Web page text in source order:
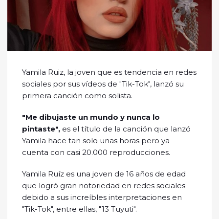
Yamila Ruiz, la joven que es tendencia en redes
sociales por sus vídeos de "Tik-Tok", lanzó su
primera canción como solista.
"Me dibujaste un mundo y nunca lo
pintaste", es el título de la canción que lanzó
Yamila hace tan solo unas horas pero ya
cuenta con casi 20.000 reproducciones.
Yamila Ruíz es una joven de 16 años de edad
que logró gran notoriedad en redes sociales
debido a sus increíbles interpretaciones en
"Tik-Tok", entre ellas, "13 Tuyuti".